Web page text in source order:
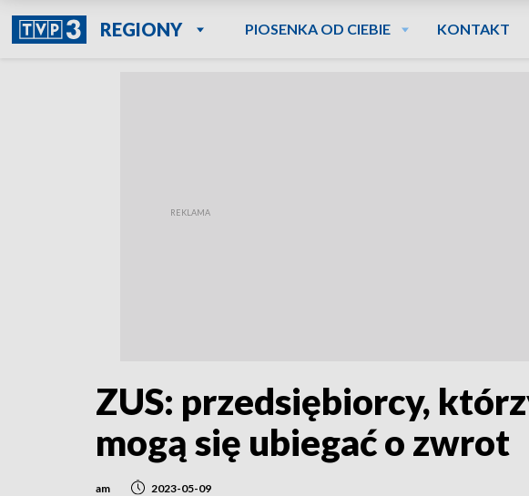
REGIONY PIOSENKA OD CIEBIE KONTAKT
ZUS: przedsiębiorcy,
mogą się ubiegać o zwrot
am 2023-05-09